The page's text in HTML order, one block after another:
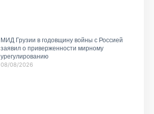
МИД Грузии в годовщину войны с Россией
заявил о приверженности мирному
урегулированию
08/08/2026